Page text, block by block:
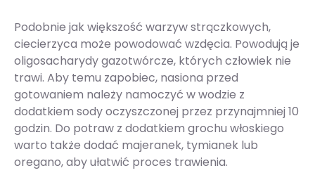
Podobnie jak większość warzyw strączkowych,
ciecierzyca może powodować wzdęcia. Powodują je
oligosacharydy gazotwórcze, których człowiek nie
trawi. Aby temu zapobiec, nasiona przed
gotowaniem należy namoczyć w wodzie z
dodatkiem sody oczyszczonej przez przynajmniej 10
godzin. Do potraw z dodatkiem grochu włoskiego
warto także dodać majeranek, tymianek lub
oregano, aby ułatwić proces trawienia.